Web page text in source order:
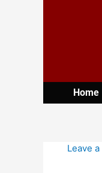
Home
Leave